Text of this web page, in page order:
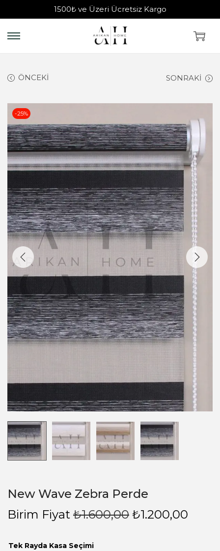
1500₺ ve Üzeri Ücretsiz Kargo
ÖNCEKI SONRAKI
-25%
New Wave Zebra Perde
Birim Fiyat ₺1.600,00 ₺1.200,00
Tek Rayda Kasa Seçimi